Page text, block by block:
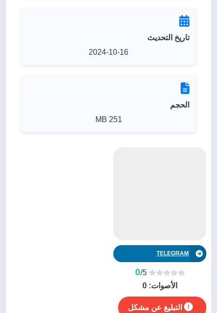
تاريخ التحديث
2024-10-16
الحجم
251 MB
TELEGRAM
0/5
الأصوات: 0
التبليغ عن مشكل